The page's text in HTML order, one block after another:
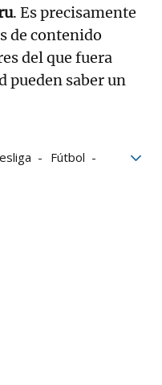
. Es precisamente
de contenido
del que fuera
pueden saber un
Fútbol